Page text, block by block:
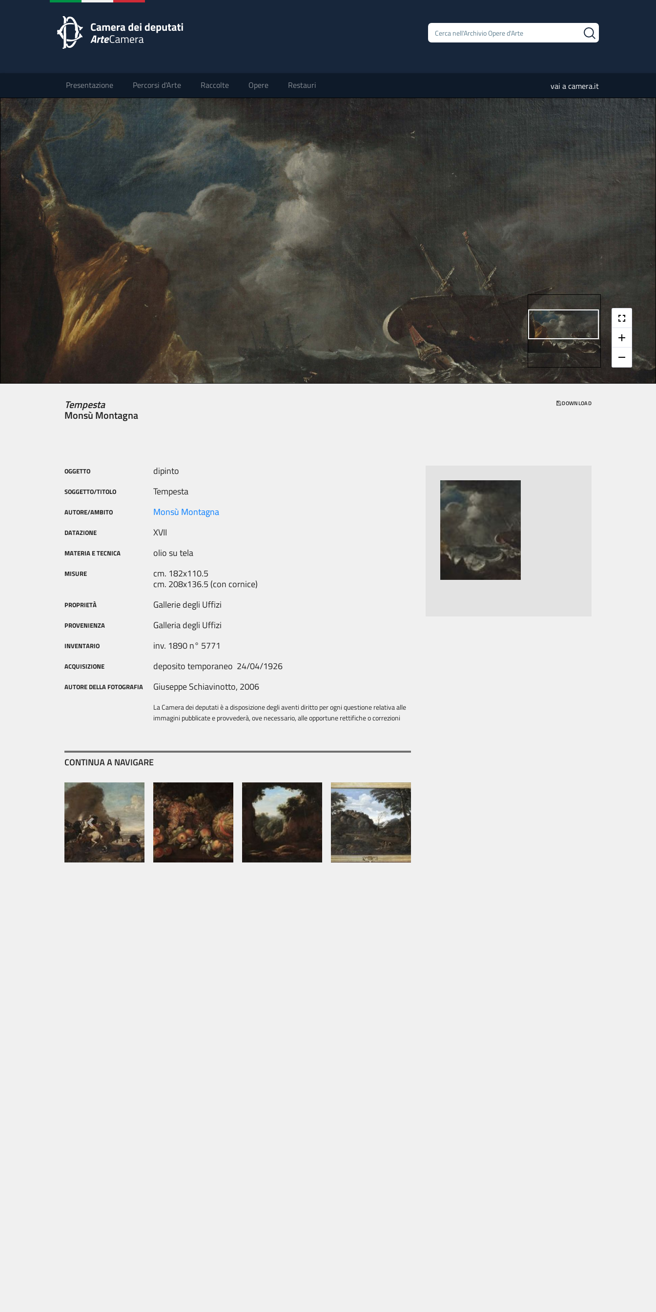
Presentazione Percorsi d'Arte Raccolte Opere Restauri vai a camera.it
Tempesta
Monsù Montagna
DOWNLOAD
OGGETTO dipinto
SOGGETTO/TITOLO Tempesta
AUTORE/AMBITO Monsù Montagna
DATAZIONE XVII
MATERIA E TECNICA olio su tela
MISURE
cm. 182x110.5
cm. 208x136.5 (con cornice)
PROPRIETÀ Gallerie degli Uffizi
PROVENIENZA Galleria degli Uffizi
INVENTARIO inv. 1890 n° 5771
ACQUISIZIONE deposito temporaneo 24/04/1926
AUTORE DELLA FOTOGRAFIA Giuseppe Schiavinotto, 2006
La Camera dei deputati è a disposizione degli aventi diritto per ogni questione relativa alle
immagini pubblicate e provvederà, ove necessario, alle opportune rettifiche o correzioni
CONTINUA A NAVIGARE
Previous Next